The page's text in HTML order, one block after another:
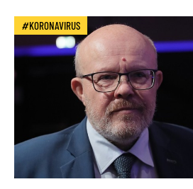
KORONAVIRUS